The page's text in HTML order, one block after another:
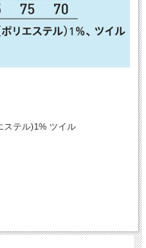
ステル)1% ツイル